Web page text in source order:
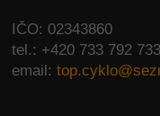
IČO: 02343860
tel.: +420 733 792 733
email: